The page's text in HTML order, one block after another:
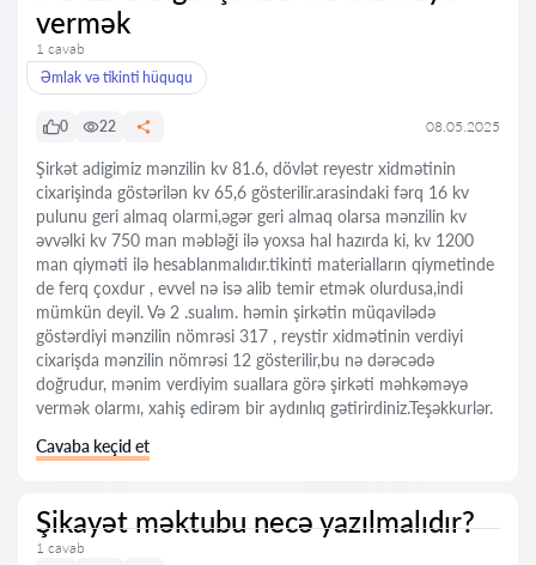
vermək
1 cavab
Əmlak və tikinti hüququ
0 22 08.05.2025
Şirkət adigimiz mənzilin kv 81.6, dövlət reyestr xidmətinin
cixarişinda göstərilən kv 65,6 gösterilir.arasindaki fərq 16 kv
pulunu geri almaq olarmi,əgər geri almaq olarsa mənzilin kv
əvvəlki kv 750 man məbləği ilə yoxsa hal hazırda ki, kv 1200
man qiyməti ilə hesablanmalıdır.tikinti materialların qiymetinde
de ferq çoxdur , evvel nə isə alib temir etmək olurdusa,indi
mümkün deyil. Və 2 .sualım. həmin şirkətin müqavilədə
göstərdiyi mənzilin nömrəsi 317 , reystir xidmətinin verdiyi
cixarişda mənzilin nömrəsi 12 gösterilir,bu nə dərəcədə
doğrudur, mənim verdiyim suallara görə şirkəti məhkəməyə
vermək olarmı, xahiş edirəm bir aydınlıq gətirirdiniz.Teşəkkurlər.
Cavaba keçid et
Şikayət məktubu necə yazılmalıdır?
1 cavab